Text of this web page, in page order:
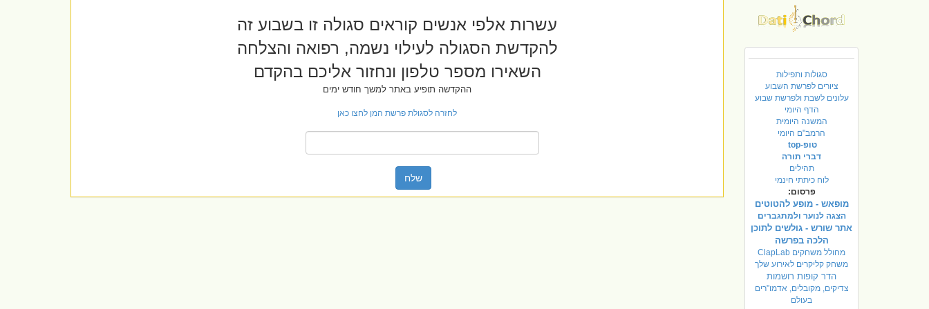
סגולות ותפילות
ציורים לפרשת השבוע
עלונים לשבת ולפרשת שבוע
הדף היומי
המשנה היומית
הרמב"ם היומי
טופ-top
דברי תורה
תהילים
לוח כיתתי חינמי
פרסום:
מופאש - מופע להטוטים
הצגה לנוער ולמתגברים
אתר שורש - גולשים לתוכן
הלכה בפרשה
מחולל משחקים ClapLab
משחק קליקרים לאירוע שלך
הדר קופות רושמות
צדיקים, מקובלים, אדמו"רים
בעולם
עשרות אלפי אנשים קוראים סגולה זו בשבוע זה
להקדשת הסגולה לעילוי נשמה, רפואה והצלחה
השאירו מספר טלפון ונחזור אליכם בהקדם
ההקדשה תופיע באתר למשך חודש ימים
לחזרה לסגולת פרשת המן לחצו כאן
שלח